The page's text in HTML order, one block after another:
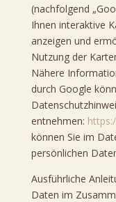
(nachfolgend
Ihnen interaktive
anzeigen und
Nutzung der
Nähere
durch Google
entnehmen:
können Sie im
persönlichen
Ausführliche
Daten im